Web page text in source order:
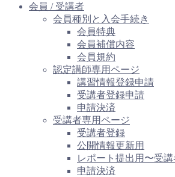
会員 / 受講者
会員種別と入会手続き
会員特典
会員補償内容
会員規約
認定講師専用ページ
講習情報登録申請
受講者登録申請
申請決済
受講者専用ページ
受講者登録
公開情報更新用
レポート提出用〜受
申請決済